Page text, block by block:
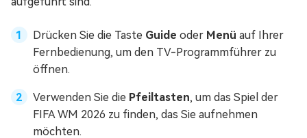
Drücken Sie die Taste Guide oder Menü auf Ihrer
Fernbedienung, um den TV-Programmführer zu
öffnen.
Verwenden Sie die Pfeiltasten, um das Spiel der
FIFA WM 2026 zu finden, das Sie aufnehmen
möchten.